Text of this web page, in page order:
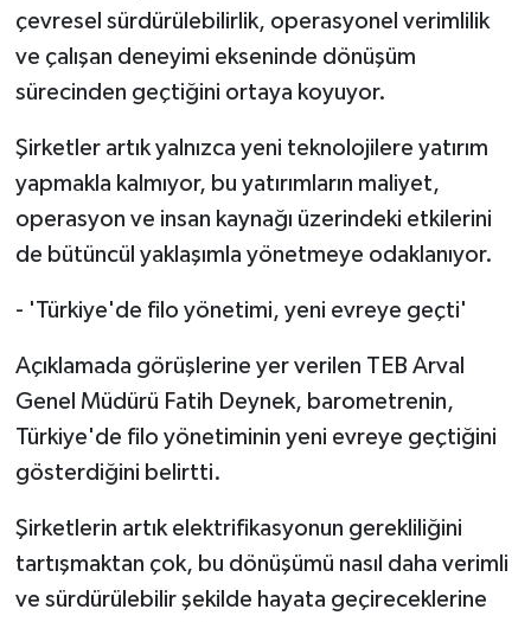
çevresel sürdürülebilirlik, operasyonel verimlilik
ve çalışan deneyimi ekseninde dönüşüm
sürecinden geçtiğini ortaya koyuyor.
Şirketler artık yalnızca yeni teknolojilere yatırım
yapmakla kalmıyor, bu yatırımların maliyet,
operasyon ve insan kaynağı üzerindeki etkilerini
de bütüncül yaklaşımla yönetmeye odaklanıyor.
- 'Türkiye'de filo yönetimi, yeni evreye geçti'
Açıklamada görüşlerine yer verilen TEB Arval
Genel Müdürü Fatih Deynek, barometrenin,
Türkiye'de filo yönetiminin yeni evreye geçtiğini
gösterdiğini belirtti.
Şirketlerin artık elektrifikasyonun gerekliliğini
tartışmaktan çok, bu dönüşümü nasıl daha verimli
ve sürdürülebilir şekilde hayata geçireceklerine